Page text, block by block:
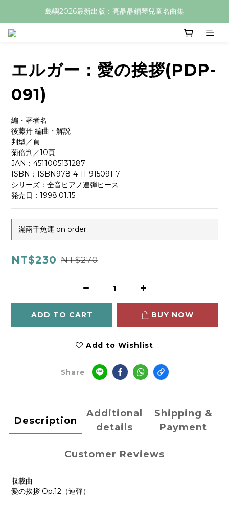
島嶼2026最新出版：亮晶晶鋼琴兒童名曲集
エルガー：愛の挨拶(PDP-
091)
編・著者名
後藤丹 編曲・解説
判型／頁
菊倍判／10頁
JAN：4511005131287
ISBN：ISBN978-4-11-915091-7
シリーズ：全音ピアノ連弾ピース
発売日：1998.01.15
滿兩千免運 on order
NT$230 NT$270
ADD TO CART BUY NOW
Add to Wishlist
Share
Description
Additional
details
Shipping &
Payment
Customer Reviews
収載曲
愛の挨拶 Op.12（連弾）